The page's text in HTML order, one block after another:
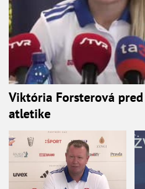
Viktória Forsterová
atletike